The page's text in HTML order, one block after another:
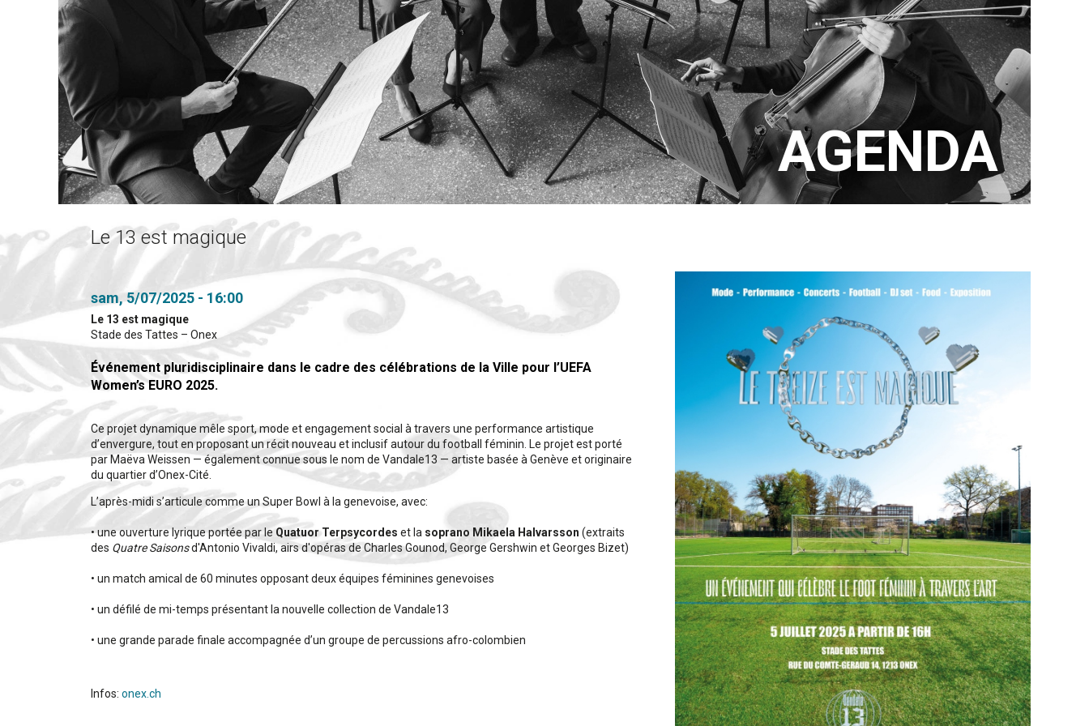
AGENDA
Le 13 est magique
sam, 5/07/2025 - 16:00
Le 13 est magique
Stade des Tattes – Onex
Événement pluridisciplinaire dans le cadre des célébrations de la Ville pour l’UEFA
Women’s EURO 2025.
Ce projet dynamique mêle sport, mode et engagement social à travers une performance artistique
d’envergure, tout en proposant un récit nouveau et inclusif autour du football féminin. Le projet est porté
par Maëva Weissen — également connue sous le nom de Vandale13 — artiste basée à Genève et originaire
du quartier d’Onex-Cité.
L’après-midi s’articule comme un Super Bowl à la genevoise, avec:
• une ouverture lyrique portée par le Quatuor Terpsycordes et la soprano Mikaela Halvarsson (extraits
des Quatre Saisonsd'Antonio Vivaldi, airs d'opéras de Charles Gounod, George Gershwin et Georges Bizet)
• un match amical de 60 minutes opposant deux équipes féminines genevoises
• un défilé de mi-temps présentant la nouvelle collection de Vandale13
• une grande parade finale accompagnée d’un groupe de percussions afro-colombien
Infos: onex.ch